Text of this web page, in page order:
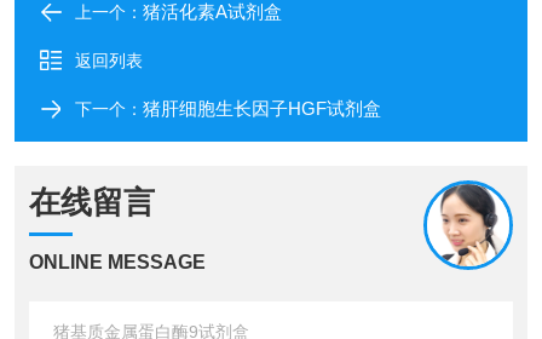
上一个： 猪活化素A试剂盒
返回列表
下一个： 猪肝细胞生长因子HGF试剂盒
在线留言
ONLINE MESSAGE